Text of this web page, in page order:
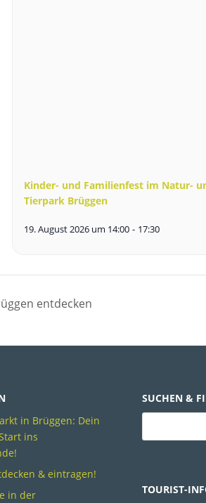
Kinder- und Familienfest im Natur-
Tierpark Brüggen
19. August 2026 um 14:00 - 17:30
entdecken
in Brüggen: Dein
ins
& eintragen!
in der
SUCHEN &
TOURIST-